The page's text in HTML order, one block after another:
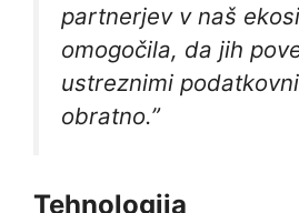
partnerjev v naš
omogočila, da jih
ustreznimi
obratno.”
Tehnologija